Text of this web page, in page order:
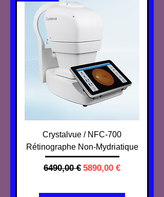
Crystalvue / NFC-700
Rétinographe Non-Mydriatique
Preço normal
6490,00 € Preço promocional
5890,00 €